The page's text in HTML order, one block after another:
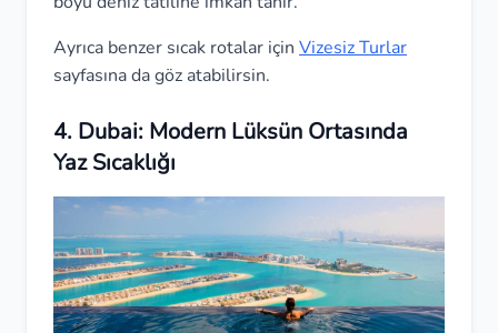
Ayrıca benzer sıcak rotalar için Vizesiz Turlar
sayfasına da göz atabilirsin.
4. Dubai: Modern Lüksün Ortasında
Yaz Sıcaklığı